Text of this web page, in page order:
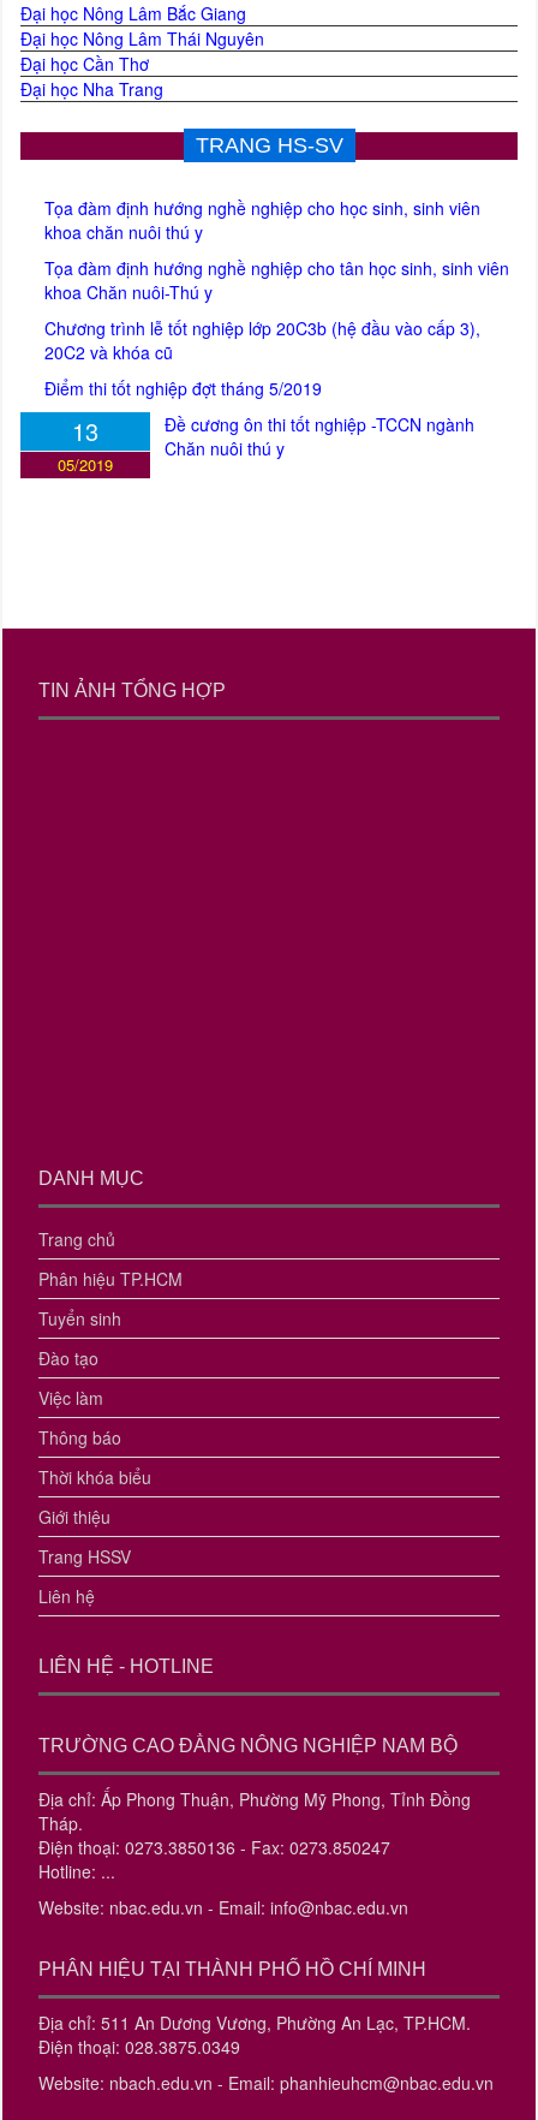
Đại học Nông Lâm Bắc Giang
Đại học Nông Lâm Thái Nguyên
Đại học Cần Thơ
Đại học Nha Trang
TRANG HS-SV
Tọa đàm định hướng nghề nghiệp cho học sinh, sinh viên
khoa chăn nuôi thú y
Tọa đàm định hướng nghề nghiệp cho tân học sinh, sinh viên
khoa Chăn nuôi-Thú y
Chương trình lễ tốt nghiệp lớp 20C3b (hệ đầu vào cấp 3),
20C2 và khóa cũ
Điểm thi tốt nghiệp đợt tháng 5/2019
13
05/2019
Đề cương ôn thi tốt nghiệp -TCCN ngành
Chăn nuôi thú y
TIN ẢNH TỔNG HỢP
DANH MỤC
Trang chủ
Phân hiệu TP.HCM
Tuyển sinh
Đào tạo
Việc làm
Thông báo
Thời khóa biểu
Giới thiệu
Trang HSSV
Liên hệ
LIÊN HỆ - HOTLINE
TRƯỜNG CAO ĐẲNG NÔNG NGHIỆP NAM BỘ
Địa chỉ: Ấp Phong Thuận, Phường Mỹ Phong, Tỉnh Đồng
Tháp.
Điện thoại: 0273.3850136 - Fax: 0273.850247
Hotline: ...
Website: nbac.edu.vn - Email: info@nbac.edu.vn
PHÂN HIỆU TẠI THÀNH PHỐ HỒ CHÍ MINH
Địa chỉ: 511 An Dương Vương, Phường An Lạc, TP.HCM.
Điện thoại: 028.3875.0349
Website: nbach.edu.vn - Email: phanhieuhcm@nbac.edu.vn